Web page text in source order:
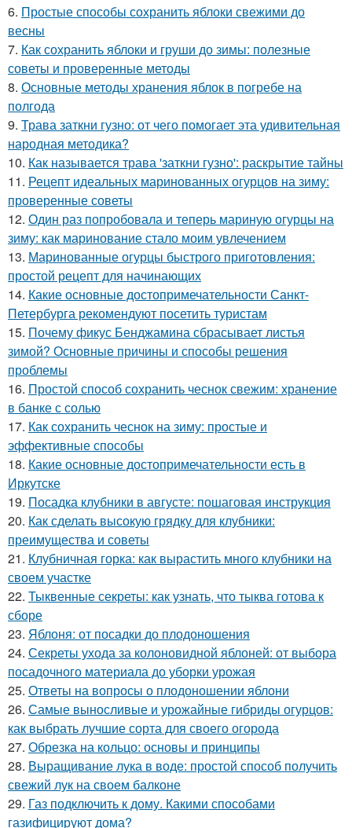
6. Простые способы сохранить яблоки свежими до
весны
7. Как сохранить яблоки и груши до зимы: полезные
советы и проверенные методы
8. Основные методы хранения яблок в погребе на
полгода
9. Трава заткни гузно: от чего помогает эта удивительная
народная методика?
10. Как называется трава 'заткни гузно': раскрытие тайны
11. Рецепт идеальных маринованных огурцов на зиму:
проверенные советы
12. Один раз попробовала и теперь мариную огурцы на
зиму: как маринование стало моим увлечением
13. Маринованные огурцы быстрого приготовления:
простой рецепт для начинающих
14. Какие основные достопримечательности Санкт-
Петербурга рекомендуют посетить туристам
15. Почему фикус Бенджамина сбрасывает листья
зимой? Основные причины и способы решения
проблемы
16. Простой способ сохранить чеснок свежим: хранение
в банке с солью
17. Как сохранить чеснок на зиму: простые и
эффективные способы
18. Какие основные достопримечательности есть в
Иркутске
19. Посадка клубники в августе: пошаговая инструкция
20. Как сделать высокую грядку для клубники:
преимущества и советы
21. Клубничная горка: как вырастить много клубники на
своем участке
22. Тыквенные секреты: как узнать, что тыква готова к
сборе
23. Яблоня: от посадки до плодоношения
24. Секреты ухода за колоновидной яблоней: от выбора
посадочного материала до уборки урожая
25. Ответы на вопросы о плодоношении яблони
26. Самые выносливые и урожайные гибриды огурцов:
как выбрать лучшие сорта для своего огорода
27. Обрезка на кольцо: основы и принципы
28. Выращивание лука в воде: простой способ получить
свежий лук на своем балконе
29. Газ подключить к дому. Какими способами
газифицируют дома?